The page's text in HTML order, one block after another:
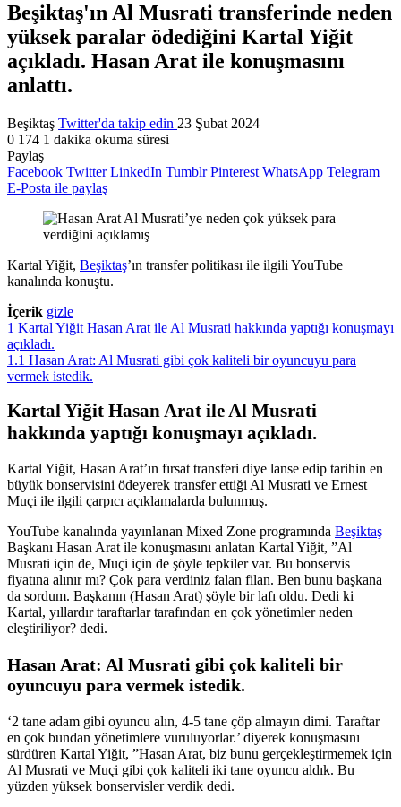
Beşiktaş'ın Al Musrati transferinde neden
yüksek paralar ödediğini Kartal Yiğit
açıkladı. Hasan Arat ile konuşmasını
anlattı.
Beşiktaş Twitter'da takip edin 23 Şubat 2024
0 174 1 dakika okuma süresi
Paylaş
Facebook Twitter LinkedIn Tumblr Pinterest WhatsApp Telegram
E-Posta ile paylaş
Kartal Yiğit, Beşiktaş’ın transfer politikası ile ilgili YouTube
kanalında konuştu.
İçerik gizle
1 Kartal Yiğit Hasan Arat ile Al Musrati hakkında yaptığı konuşmayı
açıkladı.
1.1 Hasan Arat: Al Musrati gibi çok kaliteli bir oyuncuyu para
vermek istedik.
Kartal Yiğit Hasan Arat ile Al Musrati
hakkında yaptığı konuşmayı açıkladı.
Kartal Yiğit, Hasan Arat’ın fırsat transferi diye lanse edip tarihin en
büyük bonservisini ödeyerek transfer ettiği Al Musrati ve Ernest
Muçi ile ilgili çarpıcı açıklamalarda bulunmuş.
YouTube kanalında yayınlanan Mixed Zone programında Beşiktaş
Başkanı Hasan Arat ile konuşmasını anlatan Kartal Yiğit, ”Al
Musrati için de, Muçi için de şöyle tepkiler var. Bu bonservis
fiyatına alınır mı? Çok para verdiniz falan filan. Ben bunu başkana
da sordum. Başkanın (Hasan Arat) şöyle bir lafı oldu. Dedi ki
Kartal, yıllardır taraftarlar tarafından en çok yönetimler neden
eleştiriliyor? dedi.
Hasan Arat: Al Musrati gibi çok kaliteli bir
oyuncuyu para vermek istedik.
‘2 tane adam gibi oyuncu alın, 4-5 tane çöp almayın dimi. Taraftar
en çok bundan yönetimlere vuruluyorlar.’ diyerek konuşmasını
sürdüren Kartal Yiğit, ”Hasan Arat, biz bunu gerçekleştirmemek için
Al Musrati ve Muçi gibi çok kaliteli iki tane oyuncu aldık. Bu
yüzden yüksek bonservisler verdik dedi.